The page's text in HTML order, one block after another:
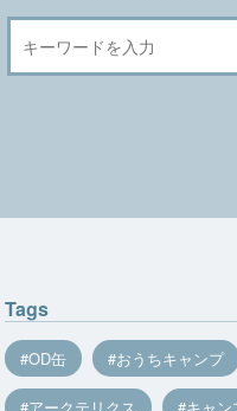
Tags
OD缶 おうちキャンプ